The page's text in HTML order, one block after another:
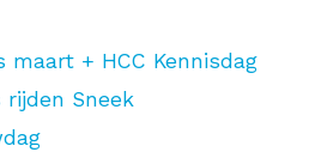
maart + HCC Kennisdag
rijden Sneek